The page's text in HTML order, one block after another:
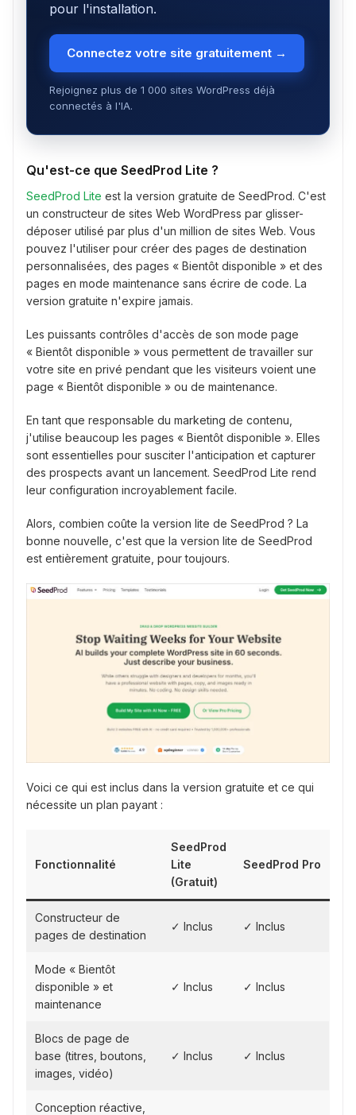
pour l'installation.
Connectez votre site gratuitement →
Rejoignez plus de 1 000 sites WordPress déjà
connectés à l'IA.
Qu'est-ce que SeedProd Lite ?
SeedProd Lite est la version gratuite de SeedProd. C'est
un constructeur de sites Web WordPress par glisser-
déposer utilisé par plus d'un million de sites Web. Vous
pouvez l'utiliser pour créer des pages de destination
personnalisées, des pages « Bientôt disponible » et des
pages en mode maintenance sans écrire de code. La
version gratuite n'expire jamais.
Les puissants contrôles d'accès de son mode page
« Bientôt disponible » vous permettent de travailler sur
votre site en privé pendant que les visiteurs voient une
page « Bientôt disponible » ou de maintenance.
En tant que responsable du marketing de contenu,
j'utilise beaucoup les pages « Bientôt disponible ». Elles
sont essentielles pour susciter l'anticipation et capturer
des prospects avant un lancement. SeedProd Lite rend
leur configuration incroyablement facile.
Alors, combien coûte la version lite de SeedProd ? La
bonne nouvelle, c'est que la version lite de SeedProd
est entièrement gratuite, pour toujours.
Voici ce qui est inclus dans la version gratuite et ce qui
nécessite un plan payant :
Fonctionnalité
SeedProd
Lite
(Gratuit)
SeedProd Pro
Constructeur de
pages de destination
✓ Inclus ✓ Inclus
Mode « Bientôt
disponible » et
maintenance
✓ Inclus ✓ Inclus
Blocs de page de
base (titres, boutons,
images, vidéo)
✓ Inclus ✓ Inclus
Conception réactive,